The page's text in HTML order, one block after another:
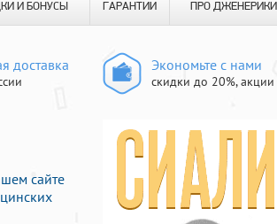
И БОНУСЫ ГАРАНТИИ ПРО ДЖЕНЕРИКИ
доставка Экономьте с нами
скидки до 20%, акции
сайте